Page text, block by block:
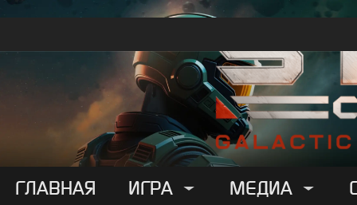
ГЛАВНАЯ ИГРА МЕДИА